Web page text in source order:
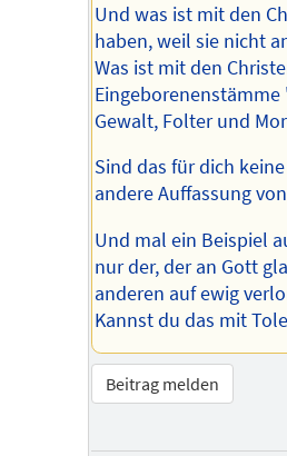
Und was ist mit den
haben, weil sie nicht
Was ist mit den
Gewalt, Folter und
Sind das für dich
andere Auffassung
Und mal ein Beispiel
nur der, der an Gott
anderen auf ewig
Kannst du das mit
Beitrag melden